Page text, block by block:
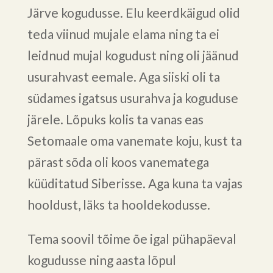
Järve kogudusse. Elu keerdkäigud olid
teda viinud mujale elama ning ta ei
leidnud mujal kogudust ning oli jäänud
usurahvast eemale. Aga siiski oli ta
südames igatsus usurahva ja koguduse
järele. Lõpuks kolis ta vanas eas
Setomaale oma vanemate koju, kust ta
pärast sõda oli koos vanematega
küüditatud Siberisse. Aga kuna ta vajas
hooldust, läks ta hooldekodusse.
Tema soovil tõime õe igal pühapäeval
kogudusse ning aasta lõpul